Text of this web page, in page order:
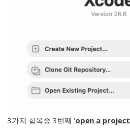
3가지 항목중 3번째 ‘open a